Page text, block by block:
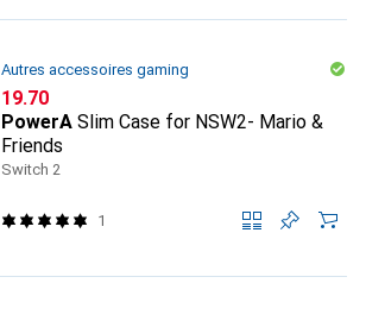
Autres accessoires gaming
CHF
19.70
PowerA Slim Case for NSW2- Mario &
Friends
Switch 2
1